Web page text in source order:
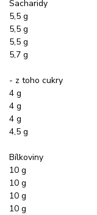
Sacharidy
5,5 g
5,5 g
5,5 g
5,7 g
- z toho cukry
4 g
4 g
4 g
4,5 g
Bílkoviny
10 g
10 g
10 g
10 g